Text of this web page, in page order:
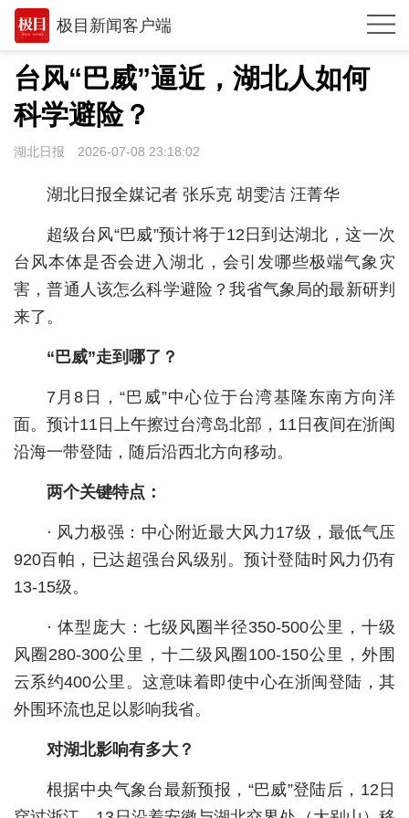
极目新闻客户端
推荐
体育
观点
武汉
世相
环球
专题
极客圈
经济
城建
健康
悠游
相亲
汽车
房产
消费
创意
台风“巴威”逼近，湖北人如何
科学避险？
湖北日报 2026-07-08 23:18:02
湖北日报全媒记者 张乐克 胡雯洁 汪菁华
超级台风“巴威”预计将于12日到达湖北，这一次
台风本体是否会进入湖北，会引发哪些极端气象灾
害，普通人该怎么科学避险？我省气象局的最新研判
来了。
“巴威”走到哪了？
7月8日，“巴威”中心位于台湾基隆东南方向洋
面。预计11日上午擦过台湾岛北部，11日夜间在浙闽
沿海一带登陆，随后沿西北方向移动。
两个关键特点：
· 风力极强：中心附近最大风力17级，最低气压
920百帕，已达超强台风级别。预计登陆时风力仍有
13-15级。
· 体型庞大：七级风圈半径350-500公里，十级
风圈280-300公里，十二级风圈100-150公里，外围
云系约400公里。这意味着即使中心在浙闽登陆，其
外围环流也足以影响我省。
对湖北影响有多大？
根据中央气象台最新预报，“巴威”登陆后，12日